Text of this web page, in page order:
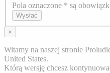
Axeptio consent
Pola oznaczone * są
Wysłać
×
Witamy na naszej stronie
United States.
Którą wersję chcesz